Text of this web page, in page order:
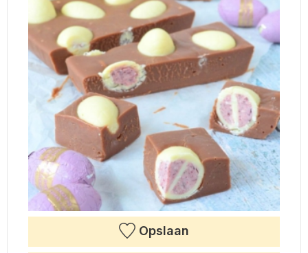
Opslaan